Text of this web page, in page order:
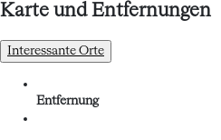
Karte und Entfernungen
Interessante Orte
Entfernung